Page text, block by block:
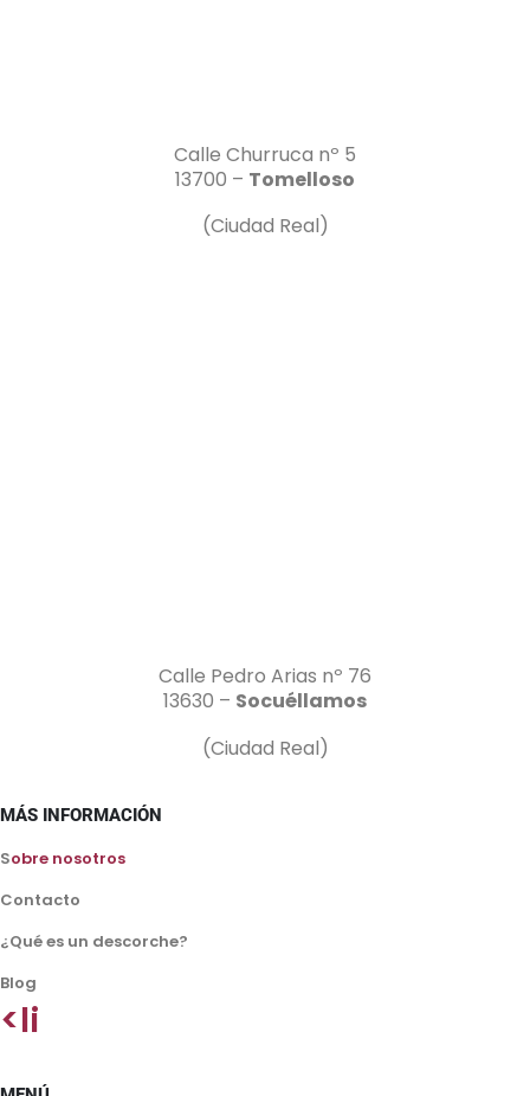
Calle Churruca nº 5
13700 – Tomelloso
(Ciudad Real)
Calle Pedro Arias nº 76
13630 – Socuéllamos
(Ciudad Real)
MÁS INFORMACIÓN
Sobre nosotros
Contacto
¿Qué es un descorche?
Blog
<li